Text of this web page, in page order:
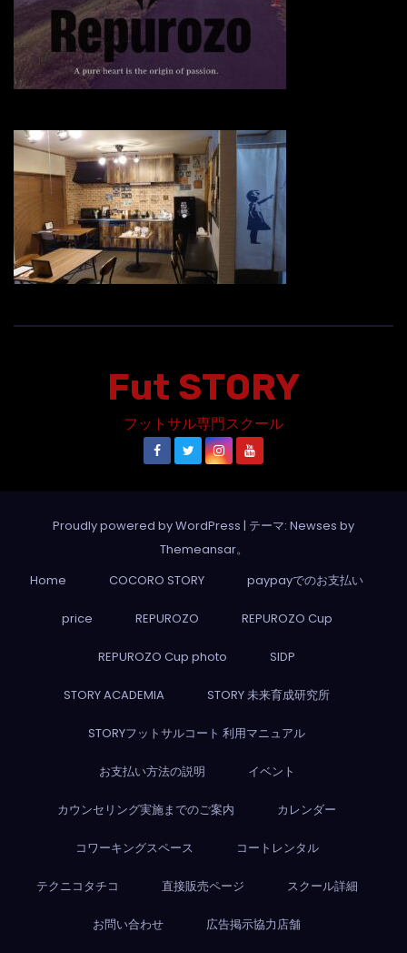
Fut STORY
フットサル専門スクール
Proudly powered by WordPress | テーマ: Newses by
Themeansar。
Home
COCORO STORY paypayでのお支払い
price REPUROZO REPUROZO Cup
REPUROZO Cup photo SIDP
STORY ACADEMIA STORY 未来育成研究所
STORYフットサルコート 利用マニュアル
お支払い方法の説明 イベント
カウンセリング実施までのご案内 カレンダー
コワーキングスペース コートレンタル
テクニコタチコ 直接販売ページ スクール詳細
お問い合わせ 広告掲示協力店舗